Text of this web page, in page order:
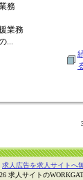
務
業務
...
求人広告を求人サイトへ
求人サイトの